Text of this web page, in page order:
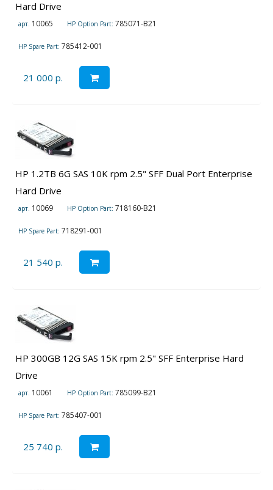
Hard Drive
арт. 10065 HP Option Part: 785071-B21
HP Spare Part: 785412-001
21 000 р.
HP 1.2TB 6G SAS 10K rpm 2.5" SFF Dual Port Enterprise
Hard Drive
арт. 10069 HP Option Part: 718160-B21
HP Spare Part: 718291-001
21 540 р.
HP 300GB 12G SAS 15K rpm 2.5" SFF Enterprise Hard
Drive
арт. 10061 HP Option Part: 785099-B21
HP Spare Part: 785407-001
25 740 р.